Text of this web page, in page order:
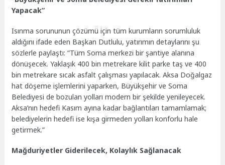
Yapacak”
Isınma sorununun çözümü için tüm kurumların sorumluluk
aldığını ifade eden Başkan Dutlulu, yatırımın detaylarını şu
sözlerle paylaştı: “Tüm Soma merkezi bir şantiye alanına
dönüşecek. Yaklaşık 400 bin metrekare kilit parke taş ve 400
bin metrekare sıcak asfalt çalışması yapılacak. Aksa Doğalgaz
hat döşeme işlemlerini yaparken, Büyükşehir ve Soma
Belediyesi de bozulan yolları modern bir şekilde yenileyecek.
Aksa’nın hedefi Kasım ayına kadar bağlantıları tamamlamak;
belediyelerin hedefi ise kışa girmeden yolları konforlu hale
getirmek.”
Mağduriyetler Giderilecek, Kolaylık Sağlanacak